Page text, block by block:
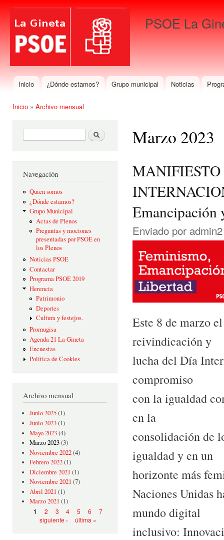
PSOE La
Menú principal
Inicio ¿Dónde estamos? Grupo municipal Noticias
Inicio » Archivo mensual
Formulario de búsquedaBuscar
Navegación
Quien somos
¿Dónde estamos?
Grupo Municipal
Actas de Plenos
Preguntas y mociones
presentadas por PSOE en
los Plenos
Noticias PSOE
Contactar
Programa PSOE 2019
Herencia
Patrimonio
Deportes
Cultura y festejos.
Promugisa
Agenda 21 La Gineta
Encuestas
Política de Cookies
Archivo mensual
Junio 2025(1)
Junio 2023(1)
Mayo 2023(4)
Marzo 2023(3)
Noviembre 2022(4)
Febrero 2022(1)
Diciembre 2021 (1)
Noviembre 2021 (7)
Abril 2021 (1)
Marzo 2021 (1)
Páginas
1 2 3 4 5 6
7
siguiente ›
última »
Marzo 2023
Emancipación
Enviado por admin2
Este 8 de marzo
reivindicación y
lucha del Día
compromiso
con la igualdad
en la
consolidación de
igualdad y en un
horizonte más
Naciones Unidas
mundo digital
inclusivo: